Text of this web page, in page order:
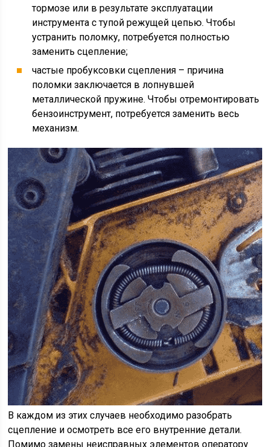
тормозе или в результате эксплуатации
инструмента с тупой режущей цепью. Чтобы
устранить поломку, потребуется полностью
заменить сцепление;
частые пробуксовки сцепления – причина
поломки заключается в лопнувшей
металлической пружине. Чтобы отремонтировать
бензоинструмент, потребуется заменить весь
механизм.
В каждом из этих случаев необходимо разобрать
сцепление и осмотреть все его внутренние детали.
Помимо замены неисправных элементов оператору